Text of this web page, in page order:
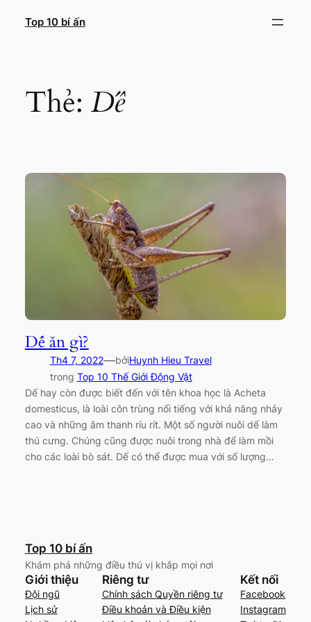
Top 10 bí ấn
Thẻ: Dế
Dế ăn gì?
Th4 7, 2022—bởiHuynh Hieu Travel
trong Top 10 Thế Giới Động Vật
Dế hay còn được biết đến với tên khoa học là Acheta
domesticus, là loài côn trùng nổi tiếng với khả năng nhảy
cao và những âm thanh ríu rít. Một số người nuôi dế làm
thú cưng. Chúng cũng được nuôi trong nhà để làm mồi
cho các loài bò sát. Dế có thể được mua với số lượng…
Top 10 bí ấn
Khám phá những điều thú vị khắp mọi nơi
Giới thiệu
Đội ngũ
Lịch sử
Riêng tư
Chính sách Quyền riêng tư
Điều khoản và Điều kiện
Kết nối
Facebook
Instagram